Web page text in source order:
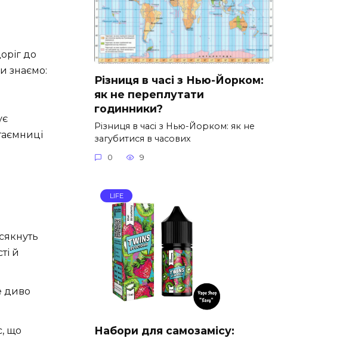
до
знаємо:
й
диво
що
Різниця в часі з Нью-Йорком:
як не переплутати
годинники?
Різниця в часі з Нью-Йорком: як не
загубитися в часових
0 9
LIFE
Набори для самозамісу: